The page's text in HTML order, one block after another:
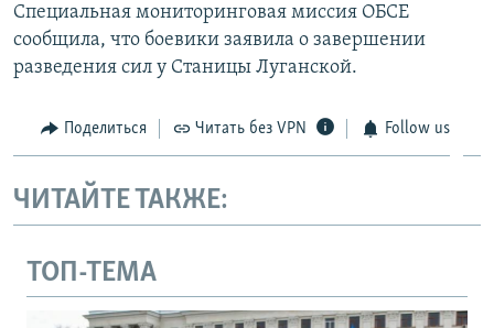
Специальная мониторинговая миссия ОБСЕ
сообщила, что боевики заявила о завершении
разведения сил у Станицы Луганской.
Поделиться Читать без VPN Follow us
ЧИТАЙТЕ ТАКЖЕ:
ТОП-ТЕМА